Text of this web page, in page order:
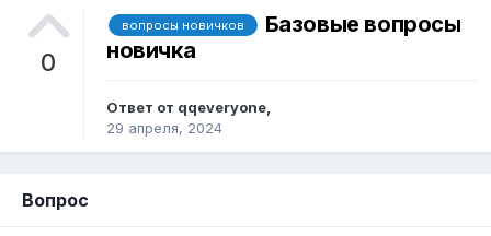
0
вопросы новичков
Базовые вопросы
новичка
Ответ от qqeveryone,
29 апреля, 2024
Вопрос